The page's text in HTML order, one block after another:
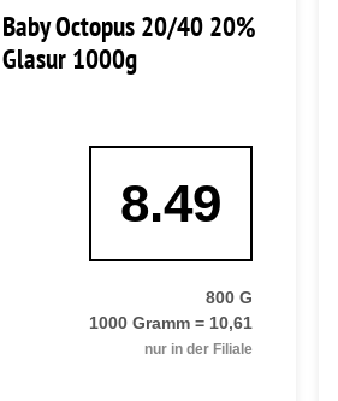
Baby Octopus 20/40 20%
Glasur 1000g
8.49
800 G
1000 Gramm = 10,61
nur in der Filiale